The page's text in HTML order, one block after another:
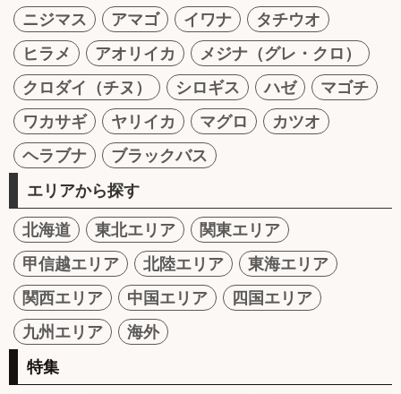
ニジマス
アマゴ イワナ
タチウオ
ヒラメ
アオリイカ
メジナ（グレ・クロ）
クロダイ（チヌ）
シロギス ハゼ
マゴチ
ワカサギ
ヤリイカ マグロ
カツオ
ヘラブナ
ブラックバス
エリアから探す
北海道 東北エリア
関東エリア
甲信越エリア
北陸エリア
東海エリア
関西エリア
中国エリア
四国エリア
九州エリア
海外
特集